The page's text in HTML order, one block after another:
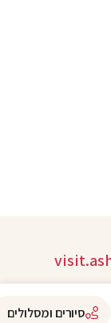
סיורים ומסלולים